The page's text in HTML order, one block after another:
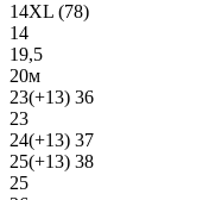
14XL (78)
14
19,5
20м
23(+13) 36
23
24(+13) 37
25(+13) 38
25